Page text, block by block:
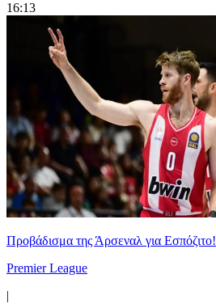
16:13
Προβάδισμα της Άρσεναλ για Εσπόζιτο!
Premier League
|